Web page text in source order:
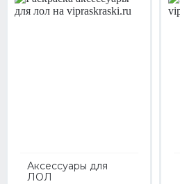
Аксессуары для
ЛОЛ